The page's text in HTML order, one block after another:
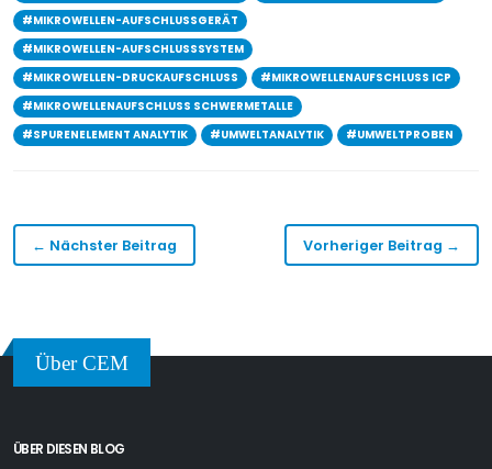
#MIKROWELLEN-AUFSCHLUSSGERÄT
#MIKROWELLEN-AUFSCHLUSSSYSTEM
#MIKROWELLEN-DRUCKAUFSCHLUSS
#MIKROWELLENAUFSCHLUSS ICP
#MIKROWELLENAUFSCHLUSS SCHWERMETALLE
#SPURENELEMENT ANALYTIK
#UMWELTANALYTIK #UMWELTPROBEN
← Nächster Beitrag Vorheriger Beitrag →
Über CEM
ÜBER DIESEN BLOG